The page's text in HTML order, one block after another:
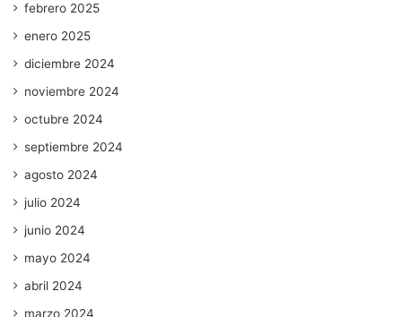
febrero 2025
enero 2025
diciembre 2024
noviembre 2024
octubre 2024
septiembre 2024
agosto 2024
julio 2024
junio 2024
mayo 2024
abril 2024
marzo 2024